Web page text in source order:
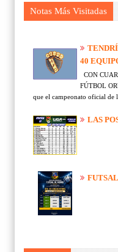
Notas Más Visitadas
40
CON
FÚTBOL
que el campeonato oficial de
LAS